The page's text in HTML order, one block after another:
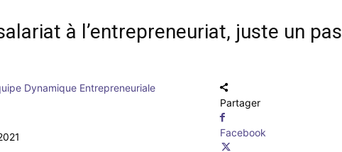
à l’entrepreneuriat, juste un pas
Dynamique Entrepreneuriale
Partager
Facebook